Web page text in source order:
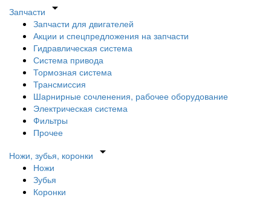
Запчасти arrow_drop_down
Запчасти для двигателей
Акции и спецпредложения на запчасти
Гидравлическая система
Система привода
Тормозная система
Трансмиссия
Шарнирные сочленения, рабочее оборудование
Электрическая система
Фильтры
Прочее
Ножи, зубья, коронки arrow_drop_down
Ножи
Зубья
Коронки